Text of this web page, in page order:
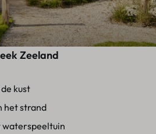
Zeeland
kust
het strand
waterspeeltuin